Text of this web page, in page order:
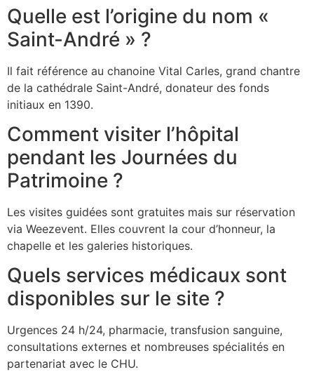
Quelle est l’origine du nom «
Saint-André » ?
Il fait référence au chanoine Vital Carles, grand chantre
de la cathédrale Saint-André, donateur des fonds
initiaux en 1390.
Comment visiter l’hôpital
pendant les Journées du
Patrimoine ?
Les visites guidées sont gratuites mais sur réservation
via Weezevent. Elles couvrent la cour d’honneur, la
chapelle et les galeries historiques.
Quels services médicaux sont
disponibles sur le site ?
Urgences 24 h/24, pharmacie, transfusion sanguine,
consultations externes et nombreuses spécialités en
partenariat avec le CHU.